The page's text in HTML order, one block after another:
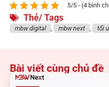
Lĩnh vực Thương mại - Chuỗi bán lẻ
hàng,Phân hệ POS
30/07/2026